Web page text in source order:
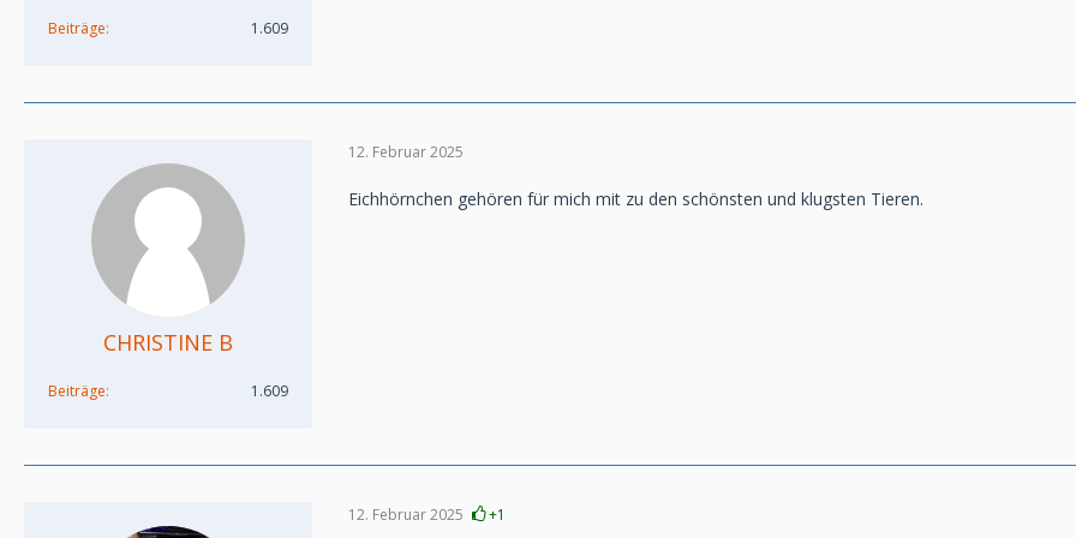
Beiträge 1.609
CHRISTINE B
Beiträge 1.609
12. Februar 2025
Eichhörnchen gehören für mich mit zu den schönsten und klugsten Tieren.
12. Februar 2025 +1